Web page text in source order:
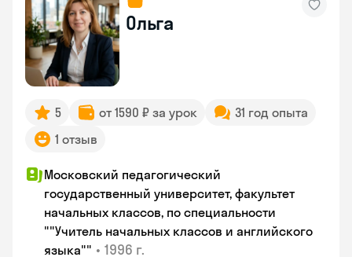
Ольга
5 от 1590 ₽ за урок
31 год опыта
1 отзыв
Московский педагогический
государственный университет, факультет
начальных классов, по специальности
""Учитель начальных классов и английского
языка"" • 1996 г.